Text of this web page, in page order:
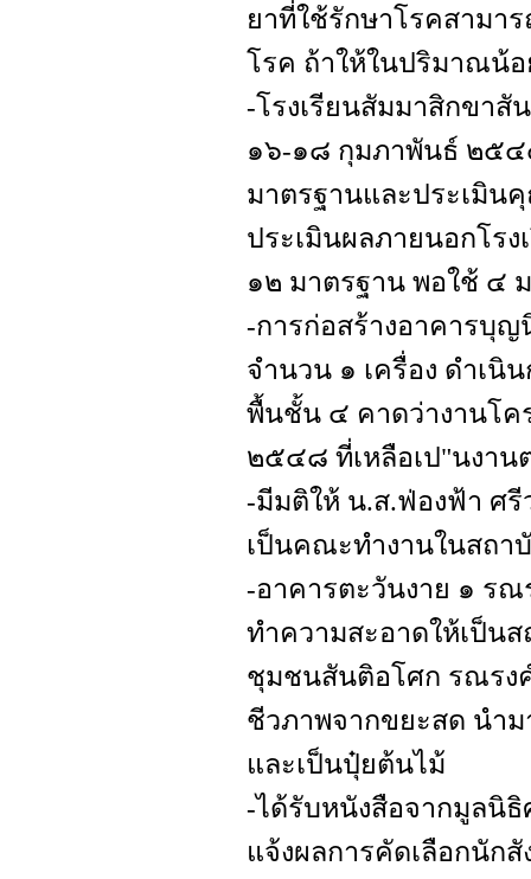
ยาที่ใช้รักษาโรคสามา
โรค ถ้าให้ในปริมาณน้
-โรงเรียนสัมมาสิกขาสั
๑๖-๑๘ กุมภาพันธ์ ๒๕๔
มาตรฐานและประเมิน
ประเมินผลภายนอกโร
๑๒ มาตรฐาน พอใช้ ๔
-การก่อสร้างอาคารบุ
จำนวน ๑ เครื่อง ดำเนิ
พื้นชั้น ๔ คาดว่างานโค
๒๕๔๘ ที่เหลือเป"นงาน
-มีมติให้ น.ส.ฟ่องฟ้า ศ
เป็นคณะทำงานในสถ
-อาคารตะวันงาย ๑ ร
ทำความสะอาดให้เป็น
ชุมชนสันติอโศก รณรง
ชีวภาพจากขยะสด นำ
และเป็นปุ๋ยต้นไม้
-ได้รับหนังสือจากมูลนิ
แจ้งผลการคัดเลือกนัก